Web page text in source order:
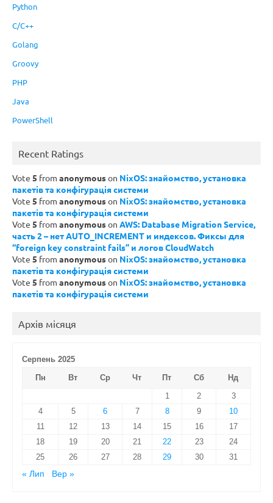
Python
C/C++
Golang
Groovy
PHP
Java
PowerShell
Recent Ratings
Vote 5 from anonymouson NixOS: знайомство, установка
пакетів та конфігурація системи
Vote 5 from anonymouson NixOS: знайомство, установка
пакетів та конфігурація системи
Vote 5 from anonymouson AWS: Database Migration Service,
часть 2 – нет AUTO_INCREMENT и индексов. Фиксы для
“foreign key constraint fails” и логов CloudWatch
Vote 5 from anonymouson NixOS: знайомство, установка
пакетів та конфігурація системи
Vote 5 from anonymouson NixOS: знайомство, установка
пакетів та конфігурація системи
Архів місяця
Серпень 2025
Пн
Вт Ср Чт Пт Сб
Нд
1
2
3
4
5 6 7 8 9
10
11
12 13 14 15 16
17
18
19 20 21 22 23
24
25
26 27 28 29 30
31
« Лип
Вер »